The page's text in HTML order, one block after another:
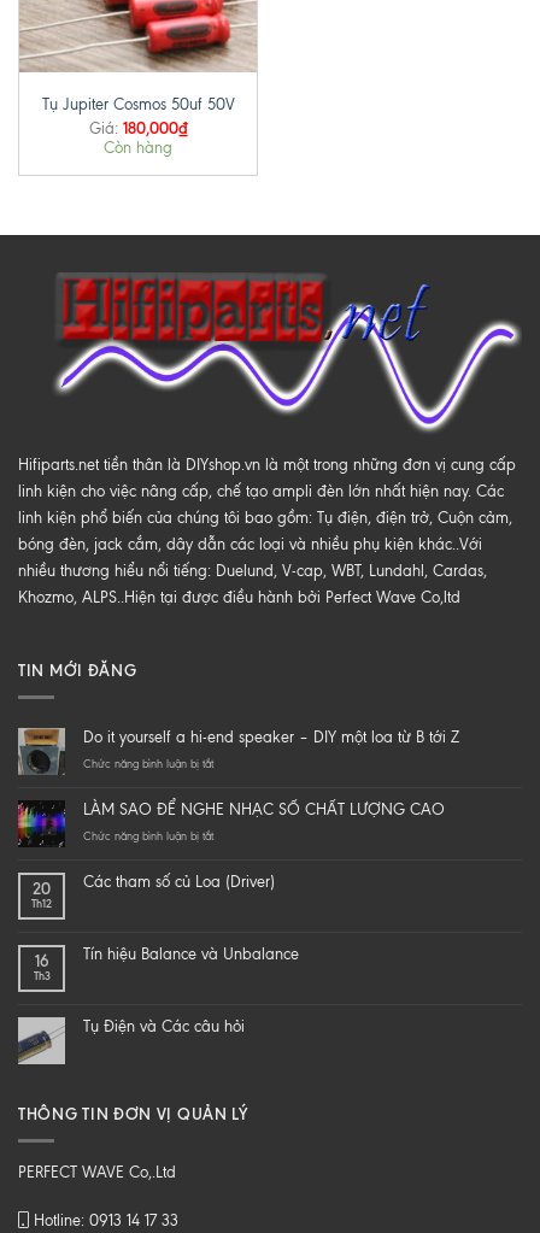
Tụ Jupiter Cosmos 50uf 50V
Giá: 180,000₫
Còn hàng
Hifiparts.net tiền thân là DIYshop.vn là một trong những đơn vị cung cấp
linh kiện cho việc nâng cấp, chế tạo ampli đèn lớn nhất hiện nay. Các
linh kiện phổ biến của chúng tôi bao gồm: Tụ điện, điện trở, Cuộn cảm,
bóng đèn, jack cắm, dây dẫn các loại và nhiều phụ kiện khác..Với
nhiều thương hiểu nổi tiếng: Duelund, V-cap, WBT, Lundahl, Cardas,
Khozmo, ALPS..Hiện tại được điều hành bởi Perfect Wave Co,ltd
TIN MỚI ĐĂNG
Do it yourself a hi-end speaker – DIY một loa từ B tới Z
Chức năng bình luận bị tắtở
yourself
a
speaker
loa
Z
LÀM SAO ĐỂ NGHE NHẠC SỐ CHẤT LƯỢNG CAO
Chức năng bình luận bị tắtở
ĐỂ
CHẤT
20
Th12
Các tham số củ Loa (Driver)
16
Th3
Tín hiệu Balance và Unbalance
Tụ Điện và Các câu hỏi
THÔNG TIN ĐƠN VỊ QUẢN LÝ
PERFECT WAVE Co,.Ltd
Hotline: 0913 14 17 33